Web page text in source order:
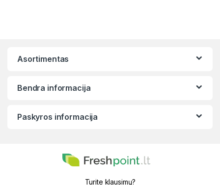
Asortimentas
Bendra informacija
Paskyros informacija
Turite klausimų?